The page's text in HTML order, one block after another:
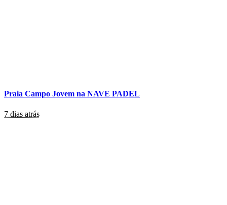
Praia Campo Jovem na NAVE PADEL
7 dias atrás